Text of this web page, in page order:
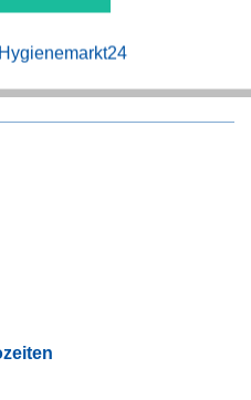
Beratung
Aktiv